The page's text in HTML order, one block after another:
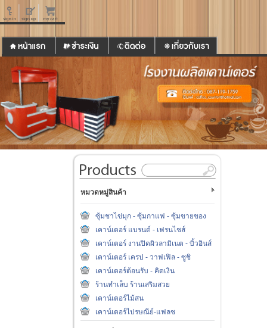
หมวดหมู่สินค้า
ซุ้มชาไข่มุก - ซุ้มกาแฟ - ซุ้มขายของ
เคาน์เตอร์ แบรนด์ - เฟรนไชส์
เคาน์เตอร์ งานปิดผิวลามิเนต - บิ้วอินส์
เคาน์เตอร์ เครป - วาฟเฟิล - ซูชิ
เคาน์เตอร์ต้อนรับ - คิดเงิน
ร้านทำเล็บ ร้านเสริมสวย
เคาน์เตอร์ไม้สน
เคาน์เตอร์ไปรษณีย์-แฟลช